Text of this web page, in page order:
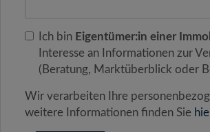
Ich bin Eigentümer:in einer
Interesse an Informationen zur
(Beratung, Marktüberblick oder
Wir verarbeiten Ihre
weitere Informationen finden Sie